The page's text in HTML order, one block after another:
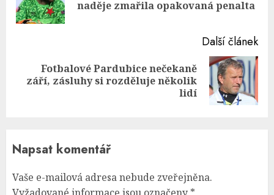
naděje zmařila opakovaná penalta
Další článek
Next
Fotbalové Pardubice nečekaně
září, zásluhy si rozděluje několik
lidí
Napsat komentář
Vaše e-mailová adresa nebude zveřejněna.